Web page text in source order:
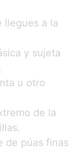
llegues a la
y sujeta
u otro
de la
de púas finas